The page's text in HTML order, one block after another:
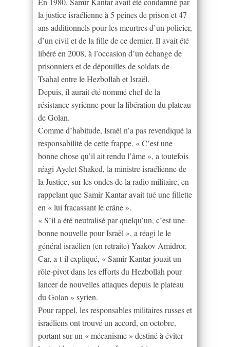
la justice israélienne à 5 peines de prison et 47
ans additionnels pour les meurtres d’un policier,
d’un civil et de la fille de ce dernier. Il avait été
libéré en 2008, à l’occasion d’un échange de
prisonniers et de dépouilles de soldats de
Tsahal entre le Hezbollah et Israël.
Depuis, il aurait été nommé chef de la
résistance syrienne pour la libération du plateau
de Golan.
Comme d’habitude, Israël n’a pas revendiqué la
responsabilité de cette frappe. « C’est une
bonne chose qu’il ait rendu l’âme », a toutefois
réagi Ayelet Shaked, la ministre israélienne de
la Justice, sur les ondes de la radio militaire, en
rappelant que Samir Kantar avait tué une fillette
en « lui fracassant le crâne ».
« S’il a été neutralisé par quelqu’un, c’est une
bonne nouvelle pour Israël », a réagi le le
général israélien (en retraite) Yaakov Amidror.
Car, a-t-il expliqué, « Samir Kantar jouait un
rôle-pivot dans les efforts du Hezbollah pour
lancer de nouvelles attaques depuis le plateau
du Golan » syrien.
Pour rappel, les responsables militaires russes et
israéliens ont trouvé un accord, en octobre,
portant sur un « mécanisme » destiné à éviter